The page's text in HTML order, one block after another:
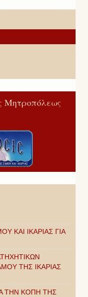
Μητροπόλεως
ΚΑΙ ΙΚΑΡΙΑΣ ΓΙΑ
ΤΗΣ ΙΚΑΡΙΑΣ
ΤΗΝ ΚΟΠΗ ΤΗΣ